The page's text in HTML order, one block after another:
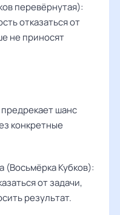
перевёрнутая):
отказаться от
не приносят
шанс
конкретные
(Восьмёрка Кубков):
от задачи,
результат.